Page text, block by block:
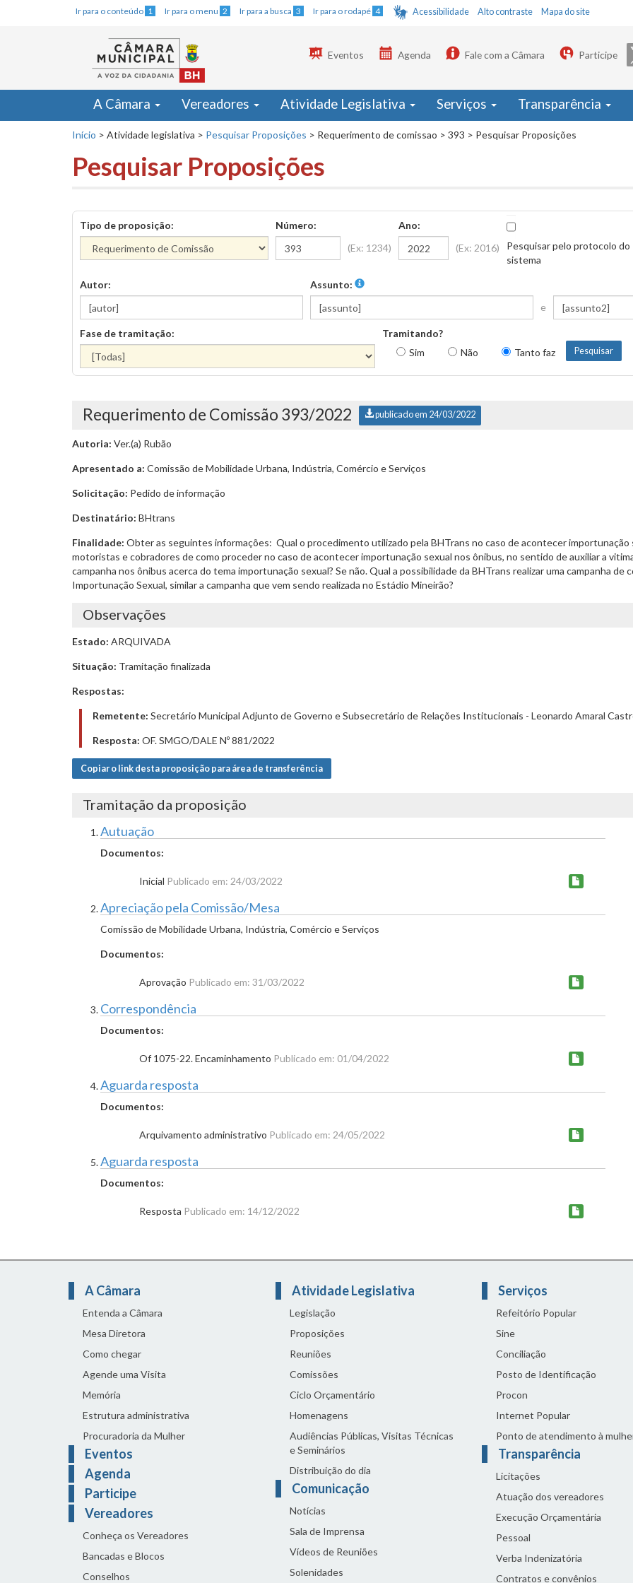
Ir para o conteúdo 1 Ir para o menu 2 Ir para a busca 3 Ir para o rodapé 4 Acessibilidade Alto contraste Mapa do site
Eventos Agenda Fale com a Câmara Participe
A Câmara Vereadores Atividade Legislativa Serviços Transparência
Início > Atividade legislativa > Pesquisar Proposições > Requerimento de comissao > 393 > Pesquisar Proposições
Pesquisar Proposições
Tipo de proposição:
Número:
(Ex: 1234)
Ano:
(Ex: 2016)
Pesquisar pelo protocolo do
sistema
Autor:
Assunto:
e
Fase de tramitação:
Tramitando?
Sim
Não Tanto faz
Requerimento de Comissão 393/2022 publicado em 24/03/2022
Autoria: Ver.(a) Rubão
Apresentado a: Comissão de Mobilidade Urbana, Indústria, Comércio e Serviços
Solicitação: Pedido de informação
Destinatário: BHtrans
Finalidade: Obter as seguintes informações:  Qual o procedimento utilizado pela BHTrans no caso de acontecer importunação
motoristas e cobradores de como proceder no caso de acontecer importunação sexual nos ônibus, no sentido de auxiliar a
campanha nos ônibus acerca do tema importunação sexual? Se não. Qual a possibilidade da BHTrans realizar uma campanha de
Importunação Sexual, similar a campanha que vem sendo realizada no Estádio Mineirão?
Observações
Estado: ARQUIVADA
Situação: Tramitação finalizada
Respostas:
Remetente: Secretário Municipal Adjunto de Governo e Subsecretário de Relações Institucionais - Leonardo Amaral
Resposta: OF. SMGO/DALE Nº 881/2022
Copiar o link desta proposição para área de transferência
Tramitação da proposição
Autuação
Documentos:
Inicial Publicado em: 24/03/2022
Apreciação pela Comissão/Mesa
Comissão de Mobilidade Urbana, Indústria, Comércio e Serviços
Documentos:
Aprovação Publicado em: 31/03/2022
Correspondência
Documentos:
Of 1075-22. Encaminhamento Publicado em: 01/04/2022
Aguarda resposta
Documentos:
Arquivamento administrativo Publicado em: 24/05/2022
Aguarda resposta
Documentos:
Resposta Publicado em: 14/12/2022
A Câmara
Entenda a Câmara
Mesa Diretora
Como chegar
Agende uma Visita
Memória
Estrutura administrativa
Procuradoria da Mulher
Eventos
Agenda
Participe
Vereadores
Conheça os Vereadores
Bancadas e Blocos
Conselhos
Atividade Legislativa
Legislação
Proposições
Reuniões
Comissões
Ciclo Orçamentário
Homenagens
Audiências Públicas, Visitas Técnicas
e Seminários
Distribuição do dia
Comunicação
Notícias
Sala de Imprensa
Vídeos de Reuniões
Solenidades
Serviços
Refeitório Popular
Sine
Conciliação
Posto de Identificação
Procon
Internet Popular
Ponto de atendimento à
Transparência
Licitações
Atuação dos vereadores
Execução Orçamentária
Pessoal
Verba Indenizatória
Contratos e convênios